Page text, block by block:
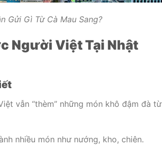
Gửi Gì Từ Cà Mau Sang?
Người Việt Tại Nhật
vẫn “thèm” những món khô đậm đà từ
nhiều món như nướng, kho, chiên.